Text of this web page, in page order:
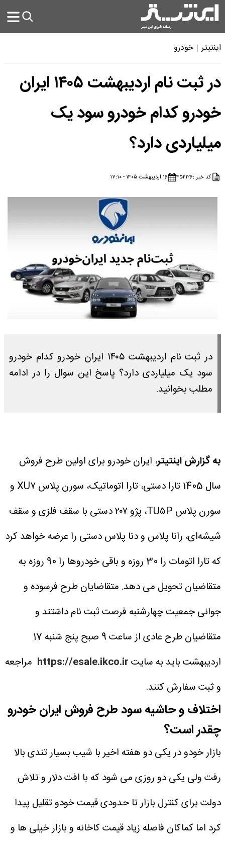
اینتیتر خودرو
در ثبت نام اردیبهشت ۱۴۰۵ ایران
خودرو کدام خودرو سود یک
میلیاردی دارد؟
کد خبر :۴۵۲۱۲۶ ۱۶ اردیبهشت ۱۴۰۵ - ۱۷:۱۰
در ثبت نام اردیبهشت ۱۴۰۵ ایران خودرو کدام خودرو
سود یک میلیاردی دارد؟ پاسخ این سوال را در ادامه
مطلب بخوانید.
به گزارش اینتیتر، ایران خودرو برای اولین طرح فروش
سال 1405 تارا دستی، تارا اتوماتیک، سورن پلاس XU۷ و
سورن پلاس TU۵P، پژو ۲۰۷ دستی با سقف فلزی و سقف
شیشه‌ای، رانا پلاس و دنا پلاس دستی را عرضه خواهد کرد
که تارا اتومات را 30 روزه و باقی خودروها را 90 روزه به
متقاضیان تحویل می دهد. متقاضایان طرح فرسوده و
جوانی جمعیت چهارشنبه فرصت ثبت نام داشتند و
متقاضیان طرح عادی از ساعت 9 صبح پنج شنبه 17
اردیبهشت باید به سایتhttps://esale.ikco.ir مراجعه
و ثبت سفارش کنند.
اختلاف و حاشیه سود طرح فروش ایران خودرو
چقدر است؟
بازار خودو در یکی دو هفته اخیر با شیب بسیار تندی بالا
رفت ولی یکی دو روزی می شود که با افت دلار و تلاش
دولت برای کنترل بازار تا حدودی قیمت خودو تقلیل پیدا
کرد اما کماکان فاصله زیاد قیمت کاخانه و بازار خیلی ها و